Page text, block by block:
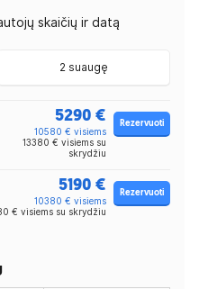
skaičių ir datą
2 suaugę
5290 €
10580 € visiems
13380 € visiems su
skrydžiu
Rezervuoti
5190 €
10380 € visiems
€ visiems su skrydžiu
Rezervuoti